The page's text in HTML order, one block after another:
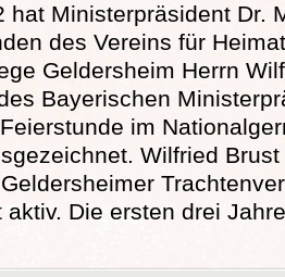
hat Ministerpräsident Dr.
des Vereins für
Geldersheim Herrn
Bayerischen
im
Wilfried
aktiv. Die ersten drei